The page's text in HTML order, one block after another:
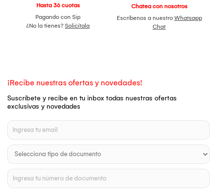
Hasta 36 cuotas
Pagando con Sip
¿No la tienes? Solicítala
Chatea con nosotros
Escríbenos a nuestro Whatsapp
Chat
¡Recibe nuestras ofertas y novedades!
Suscríbete y recibe en tu inbox todas nuestras ofertas
exclusivas y novedades